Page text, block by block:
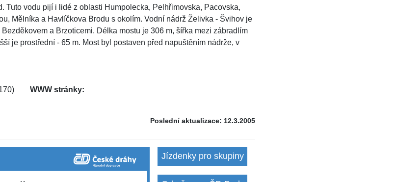
Tuto vodu pijí i lidé z oblasti Humpolecka, Pelhřimovska, Pacovska,
Mělníka a Havlíčkova Brodu s okolím. Vodní nádrž Želivka - Švihov je
a Brzoticemi. Délka mostu je 306 m, šířka mezi zábradlím
je prostřední - 65 m. Most byl postaven před napuštěním nádrže, v
WWW stránky:
Poslední aktualizace: 12.3.2005
Jízdenky pro skupiny